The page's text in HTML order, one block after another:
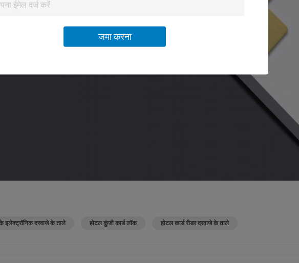
इलेक्ट्रॉनिक दरवाजे के ताले होटल कुंजी कार्ड लॉक होटल कार्ड रीडर दरवाजे के ताले
जमा करना